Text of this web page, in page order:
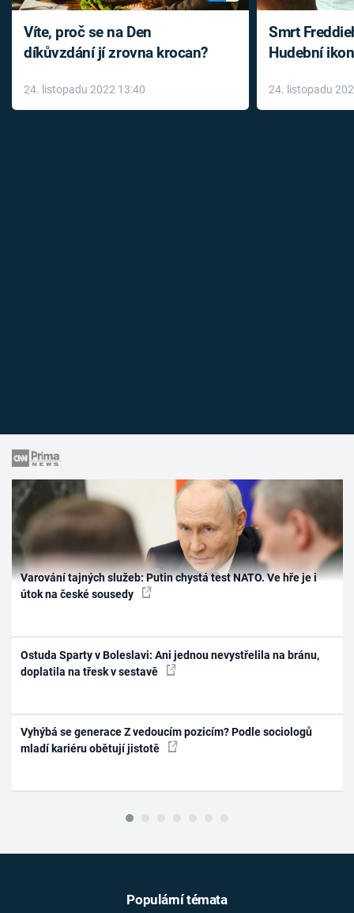
Víte, proč se na Den
díkůvzdání jí zrovna krocan?
24. listopadu 2022 13:40
Smrt
Hudební
léky
24. listopadu
Varování tajných služeb: Putin chystá test NATO. Ve hře je i
útok na české sousedy
Ostuda Sparty v Boleslavi: Ani jednou nevystřelila na bránu,
doplatila na třesk v sestavě
Vyhýbá se generace Z vedoucím pozicím? Podle sociologů
mladí kariéru obětují jistotě
Populární témata